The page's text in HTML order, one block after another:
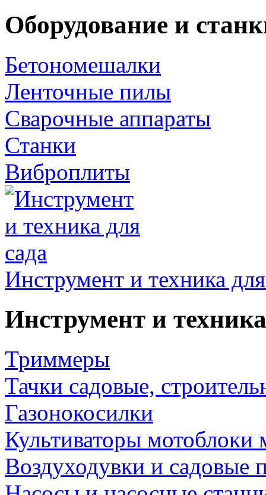
Оборудование и
Бетономешалки
Ленточные пилы
Сварочные аппараты
Станки
Виброплиты
Инструмент и техника
Инструмент и
Триммеры
Тачки садовые,
Газонокосилки
Культиваторы мотоблоки
Воздуходувки и садовые